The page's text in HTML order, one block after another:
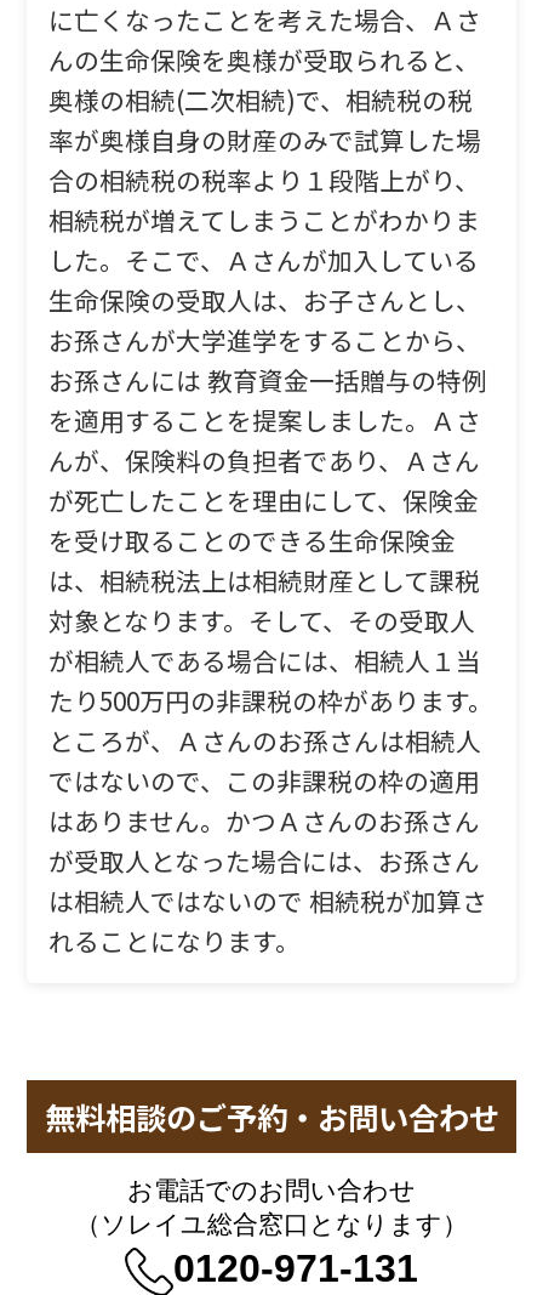
に亡くなったことを考えた場合、Ａさ
んの生命保険を奥様が受取られると、
奥様の相続(二次相続)で、相続税の税
率が奥様自身の財産のみで試算した場
合の相続税の税率より１段階上がり、
相続税が増えてしまうことがわかりま
した。そこで、Ａさんが加入している
生命保険の受取人は、お子さんとし、
お孫さんが大学進学をすることから、
お孫さんには 教育資金一括贈与の特例
を適用することを提案しました。Ａさ
んが、保険料の負担者であり、Ａさん
が死亡したことを理由にして、保険金
を受け取ることのできる生命保険金
は、相続税法上は相続財産として課税
対象となります。そして、その受取人
が相続人である場合には、相続人１当
たり500万円の非課税の枠があります。
ところが、Ａさんのお孫さんは相続人
ではないので、この非課税の枠の適用
はありません。かつＡさんのお孫さん
が受取人となった場合には、お孫さん
は相続人ではないので 相続税が加算さ
れることになります。
無料相談のご予約・お問い合わせ
お電話でのお問い合わせ
（ソレイユ総合窓口となります）
0120-971-131